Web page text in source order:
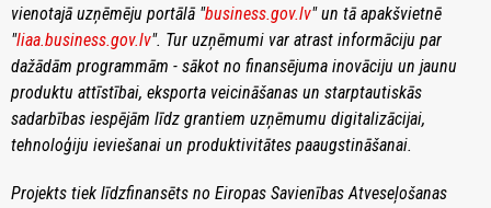
vienotajā uzņēmēju portālā "business.gov.lv" un tā apakšvietnē
"liaa.business.gov.lv". Tur uzņēmumi var atrast informāciju par
dažādām programmām - sākot no finansējuma inovāciju un jaunu
produktu attīstībai, eksporta veicināšanas un starptautiskās
sadarbības iespējām līdz grantiem uzņēmumu digitalizācijai,
tehnoloģiju ieviešanai un produktivitātes paaugstināšanai.
Projekts tiek līdzfinansēts no Eiropas Savienības Atveseļošanas